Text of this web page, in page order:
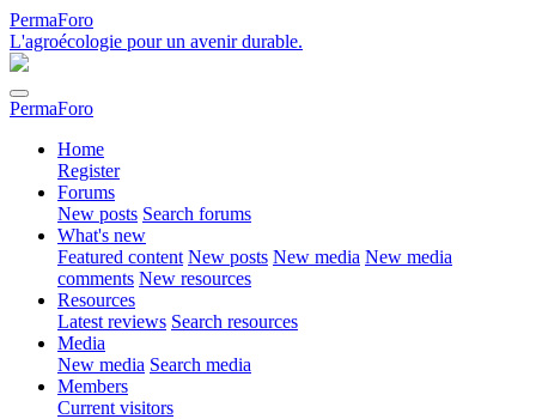
PermaForo
L'agroécologie pour un avenir durable.
PermaForo
Home
Register
Forums
New posts Search forums
What's new
Featured content New posts New media New media
comments New resources
Resources
Latest reviews Search resources
Media
New media Search media
Members
Current visitors